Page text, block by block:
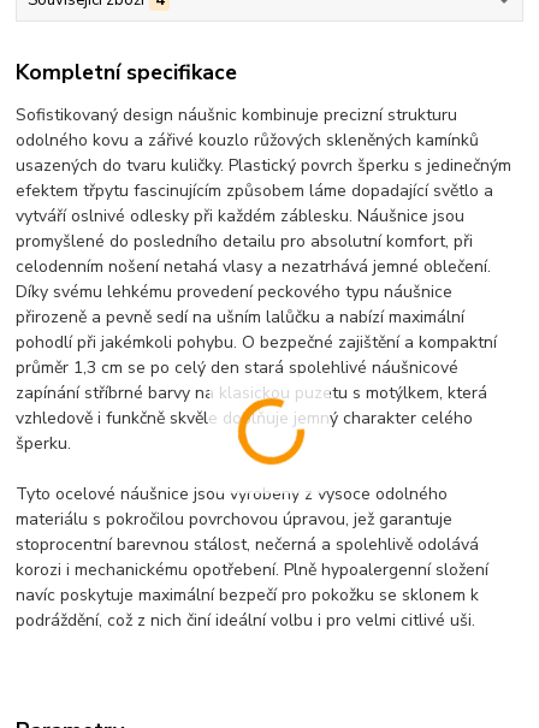
Kompletní specifikace
Sofistikovaný design náušnic kombinuje precizní strukturu
odolného kovu a zářivé kouzlo růžových skleněných kamínků
usazených do tvaru kuličky. Plastický povrch šperku s jedinečným
efektem třpytu fascinujícím způsobem láme dopadající světlo a
vytváří oslnivé odlesky při každém záblesku. Náušnice jsou
promyšlené do posledního detailu pro absolutní komfort, při
celodenním nošení netahá vlasy a nezatrhává jemné oblečení.
Díky svému lehkému provedení peckového typu náušnice
přirozeně a pevně sedí na ušním lalůčku a nabízí maximální
pohodlí při jakémkoli pohybu. O bezpečné zajištění a kompaktní
průměr 1,3 cm se po celý den stará spolehlivé náušnicové
zapínání stříbrné barvy na klasickou puzetu s motýlkem, která
vzhledově i funkčně skvěle doplňuje jemný charakter celého
šperku.
Tyto ocelové náušnice jsou vyrobeny z vysoce odolného
materiálu s pokročilou povrchovou úpravou, jež garantuje
stoprocentní barevnou stálost, nečerná a spolehlivě odolává
korozi i mechanickému opotřebení. Plně hypoalergenní složení
navíc poskytuje maximální bezpečí pro pokožku se sklonem k
podráždění, což z nich činí ideální volbu i pro velmi citlivé uši.